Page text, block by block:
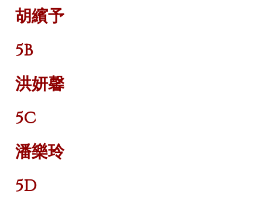
胡繽予
5B
洪妍馨
5C
潘樂玲
5D